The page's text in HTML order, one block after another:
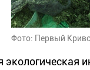
Фото: Первый